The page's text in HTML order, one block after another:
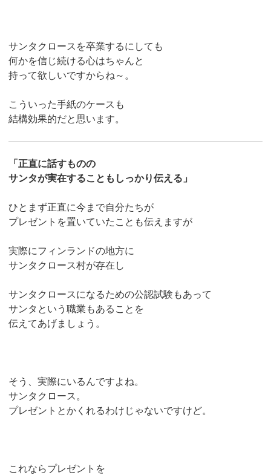
サンタクロースを卒業するにしても
何かを信じ続ける心はちゃんと
持って欲しいですからね～。
こういった手紙のケースも
結構効果的だと思います。
「正直に話すものの
サンタが実在することもしっかり伝える」
ひとまず正直に今まで自分たちが
プレゼントを置いていたことも伝えますが
実際にフィンランドの地方に
サンタクロース村が存在し
サンタクロースになるための公認試験もあって
サンタという職業もあることを
伝えてあげましょう。
そう、実際にいるんですよね。
サンタクロース。
プレゼントとかくれるわけじゃないですけど。
これならプレゼントを